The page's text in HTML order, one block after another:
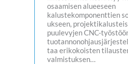
osaamisen alueeseen
kalustekomponenttien
ukseen,
puulevyjen CNC-
taa erikokoisten
valmistuksen…